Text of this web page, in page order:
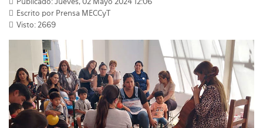
Escrito por Prensa MECCyT
Visto: 2669